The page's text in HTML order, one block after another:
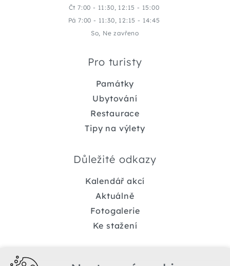
Čt 7:00 - 11:30, 12:15 - 15:00
Pá 7:00 - 11:30, 12:15 - 14:45
So, Ne zavřeno
Pro turisty
Památky
Ubytování
Restaurace
Tipy na výlety
Důležité odkazy
Kalendář akcí
Aktuálně
Fotogalerie
Ke stažení